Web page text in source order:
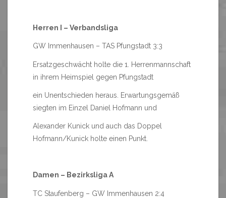
Herren I – Verbandsliga
GW Immenhausen – TAS Pfungstadt 3:3
Ersatzgeschwächt holte die 1. Herrenmannschaft
in ihrem Heimspiel gegen Pfungstadt
ein Unentschieden heraus. Erwartungsgemäß
siegten im Einzel Daniel Hofmann und
Alexander Kunick und auch das Doppel
Hofmann/Kunick holte einen Punkt.
Damen – Bezirksliga A
TC Staufenberg – GW Immenhausen 2:4